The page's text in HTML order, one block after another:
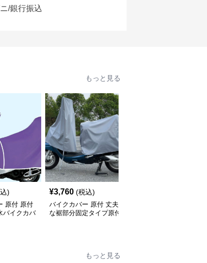
/銀行振込
もっと見る
)
原付 原付
バイクカバ
¥3,760 (税込)
バイクカバー 原付 丈夫
な裾部分固定タイプ原付
もっと見る